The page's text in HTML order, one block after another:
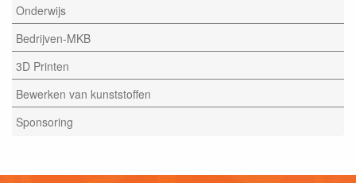
Onderwijs
Bedrijven-MKB
3D Printen
Bewerken van kunststoffen
Sponsoring